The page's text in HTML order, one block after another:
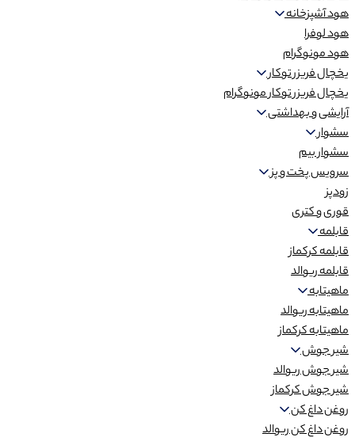
هود آشپزخانه
هود لوفرا
هود مونوگرام
یخچال فریزر توکار
یخچال فریزر توکار مونوگرام
آرایشی و بهداشتی
سشوار
سشوار بیم
سرویس پخت و پز
زودپز
قوری و کتری
قابلمه
قابلمه کرکماز
قابلمه ریوالد
ماهیتابه
ماهیتابه ریوالد
ماهیتابه کرکماز
شیر جوش
شیر جوش ریوالد
شیر جوش کرکماز
روغن داغ کن
روغن داغ کن ریوالد